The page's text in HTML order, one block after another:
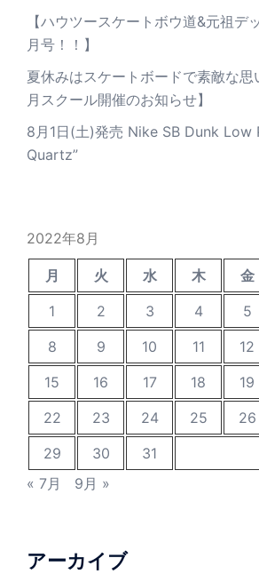
【ハウツースケートボウ道&元祖
月号！！】
夏休みはスケートボードで素敵な思
月スクール開催のお知らせ】
8月1日(土)発売 Nike SB Dunk Low
Quartz”
2022年8月
月 火 水 木 金
1
2 3 4 5
8
9 10 11 12
15
16 17 18 19
22
23 24 25 26
29
30
31
« 7月
9月 »
アーカイブ